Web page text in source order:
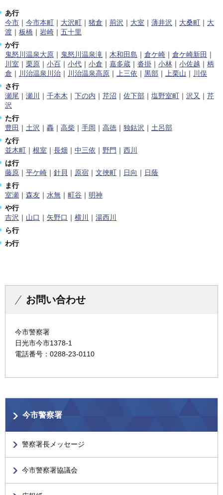
あ行
今市 ｜ 今市本町 ｜ 大沢町 ｜ 猪倉 ｜ 荊沢 ｜ 大室 ｜ 薄井沢 ｜ 大桑町 ｜ 大
渡 ｜ 板橋 ｜ 岩崎 ｜ 五十里
か行
鬼怒川温泉大原 ｜ 鬼怒川温泉滝 ｜ 木和田島 ｜ 倉ケ崎 ｜ 倉ケ崎新田 ｜
川室 ｜ 栗原 ｜ 小百 ｜ 小代 ｜ 小倉 ｜ 嘉多蔵 ｜ 沓掛 ｜ 小林 ｜ 小佐越 ｜ 柄
倉 ｜ 川治温泉川治 ｜ 川治温泉高原 ｜ 上三依 ｜ 黒部 ｜ 上栗山 ｜ 川俣
さ行
瀬尾 ｜ 瀬川 ｜ 千本木 ｜ 下の内 ｜ 芹沼 ｜ 佐下部 ｜ 塩野室町 ｜ 沢又 ｜ 芹
沢
た行
豊田 ｜ 土沢 ｜ 轟 ｜ 高柴 ｜ 手岡 ｜ 高徳 ｜ 独鈷沢 ｜ 土呂部
な行
並木町 ｜ 根室 ｜ 長畑 ｜ 中三依 ｜ 野門 ｜ 西川
は行
藤原 ｜ 平ケ崎 ｜ 針貝 ｜ 原宿 ｜ 文挾町 ｜ 日向 ｜ 日蔭
ま行
室瀬 ｜ 森友 ｜ 水無 ｜ 町谷 ｜ 明神
や行
吉沢 ｜ 山口 ｜ 矢野口 ｜ 横川 ｜ 湯西川
ら行
わ行
お問い合わせ
今市警察署
日光市今市1378-1
電話番号：0288-23-0110
今市警察署
警察署長メッセージ
今市警察署協議会